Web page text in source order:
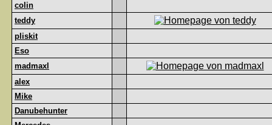
colin
teddy
pliskit
Eso
madmaxl
alex
Mike
Danubehunter